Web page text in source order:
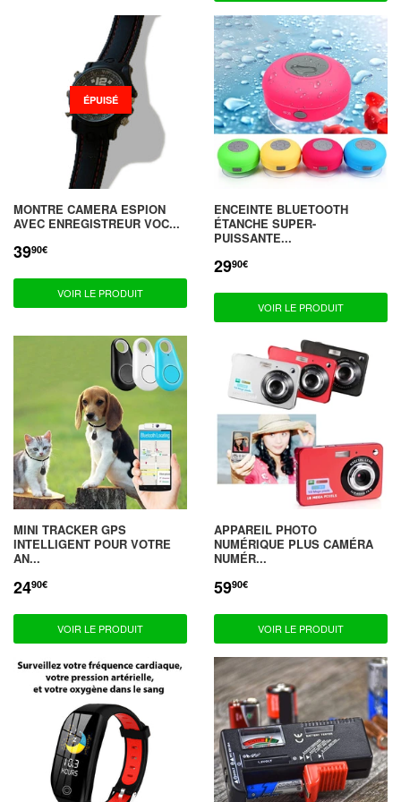
ÉPUISÉ
MONTRE CAMERA ESPION
AVEC ENREGISTREUR VOC...
PRIX
3990€
VOIR LE PRODUIT
ENCEINTE BLUETOOTH
ÉTANCHE SUPER-
PUISSANTE...
PRIX
2990€
VOIR LE PRODUIT
MINI TRACKER GPS
INTELLIGENT POUR VOTRE
AN...
PRIX
RÉDUIT
2490€
VOIR LE PRODUIT
APPAREIL PHOTO
NUMÉRIQUE PLUS CAMÉRA
NUMÉR...
PRIX
RÉDUIT
5990€
VOIR LE PRODUIT